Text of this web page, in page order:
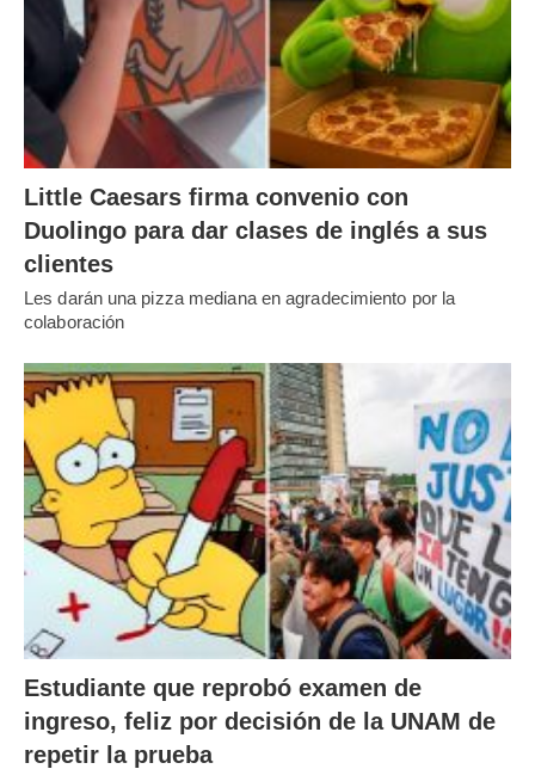
Little Caesars firma convenio con
Duolingo para dar clases de inglés a sus
clientes
Les darán una pizza mediana en agradecimiento por la
colaboración
Estudiante que reprobó examen de
ingreso, feliz por decisión de la UNAM de
repetir la prueba